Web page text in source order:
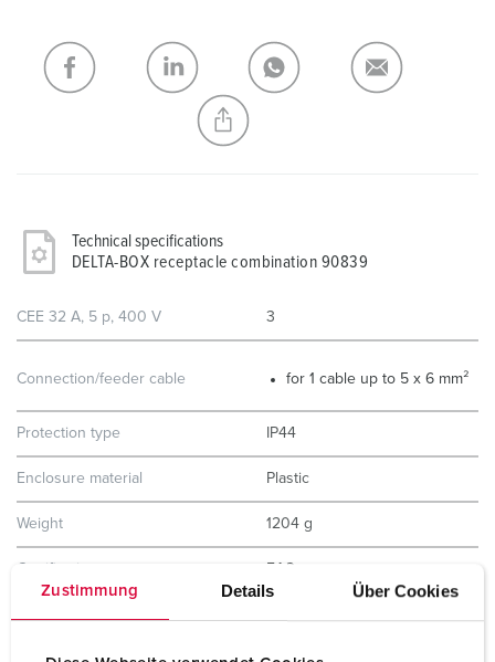
Zustimmung Details Über Cookies
My list ADD
CREATE A NEW LIST
Technical specifications
DELTA-BOX receptacle combination 90839
CEE 32 A, 5 p, 400 V 3
Connection/feeder cable for 1 cable up to 5 x 6 mm²
Protection type IP44
Enclosure material Plastic
Weight 1204 g
EAC